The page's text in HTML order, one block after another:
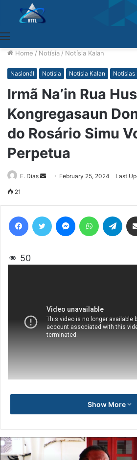
Home / Notísia / Notísia Kalan
Nasionál Notísia Notísia Kalan Notisias
Irmã Na’in Rua
Kongregasaun
do Rosário Simu
Perpetua
E. Dias
SendFebruary 25, 2024 Last
21
50
Show More